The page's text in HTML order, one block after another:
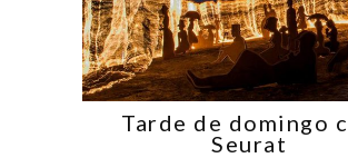
Tarde de domingo
Seurat